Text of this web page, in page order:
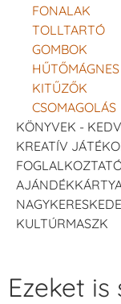
FONALAK
TOLLTARTÓ
GOMBOK
HŰTŐMÁGNES
KITŰZŐK
CSOMAGOLÁS
KÖNYVEK -
KREATÍV
KULTÚRMASZK
Ezeket